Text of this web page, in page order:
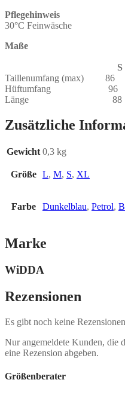
Pflegehinweis
30°C Feinwäsche
Maße
S M
Taillenumfang
Hüftumfang 96
Länge 88
Zusätzliche
Gewicht 0,3 kg
Größe L, M, S, XL
Farbe Dunkelblau, Petrol,
Marke
WiDDA
Rezensionen
Es gibt noch keine
Nur angemeldete Kunden, die
eine Rezension abgeben.
Größenberater